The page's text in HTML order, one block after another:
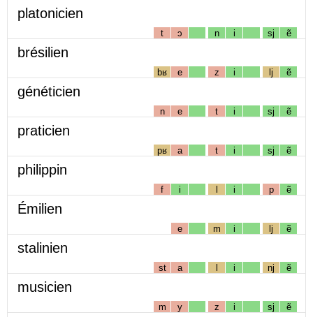
platonicien
t ɔ n i sj ẽ
brésilien
bʁ e z i lj ẽ
généticien
n e t i sj ẽ
praticien
pʁ a t i sj ẽ
philippin
f i l i p ẽ
Émilien
e m i lj ẽ
stalinien
st a l i nj ẽ
musicien
m y z i sj ẽ